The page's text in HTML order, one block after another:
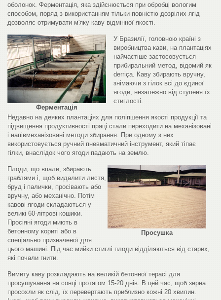
оболонок. Ферментація, яка здійснюється при обробці вологим
способом, поряд з використанням тільки повністю дозрілих ягід
дозволяє отримувати м'яку каву відмінної якості.
Ферментація
У Бразилії, головною країні з
виробництва кави, на плантаціях
найчастіше застосовується
прибиральний метод, відомий як
derriça. Каву збирають вручну,
знімаючи з гілок всі до єдиної
ягоди, незалежно від ступеня їх
стиглості.
Недавно на деяких плантаціях для поліпшення якості продукції та
підвищення продуктивності праці стали переходити на механізовані
і напівмеханізовані методи збирання. При одному з них
використовується ручний пневматичний інструмент, який тіпає
гілки, внаслідок чого ягоди падають на землю.
Просушка
Плоди, що впали, збирають
граблями і, щоб видалити листя,
бруд і палички, просівають або
вручну, або механічно. Потім
кавові ягоди складаються у
великі 60-літрові кошики.
Просіяні ягоди миють в
бетонному кориті або в
спеціально призначеної для
цього машині. Під час мийки стиглі плоди відділяються від старих,
які почали гнити.
Вимиту каву розкладають на великій бетонної терасі для
просушування на сонці протягом 15-20 днів. В цей час, щоб зерна
просохли як слід, їх перевертають приблизно кожні 20 хвилин.